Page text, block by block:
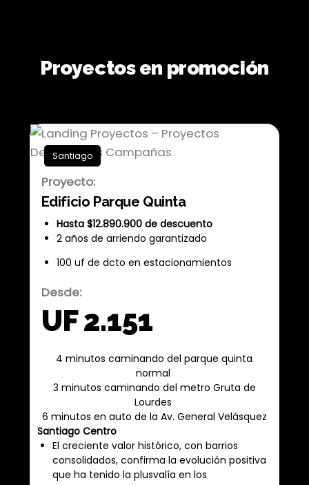
Proyectos en promoción
Santiago
Proyecto:
Edificio Parque Quinta
Hasta $12.890.900 de descuento
2 años de arriendo garantizado
100 uf de dcto en estacionamientos
Desde:
UF 2.151
4 minutos caminando del parque quinta
normal
3 minutos caminando del metro Gruta de
Lourdes
6 minutos en auto de la Av. General Velásquez
Santiago Centro
El creciente valor histórico, con barrios
consolidados, confirma la evolución positiva
que ha tenido la plusvalía en los